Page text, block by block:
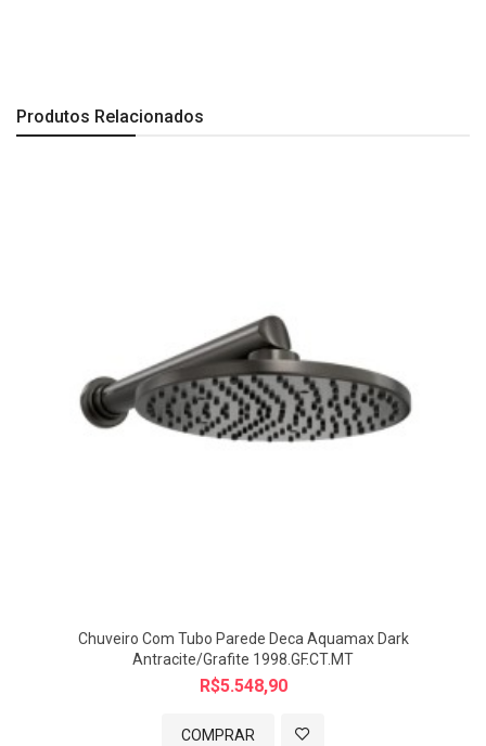
Comprimento: 387 mm | Largura: 210 mm | Altura: 93 mm.
Produtos Relacionados
Chuveiro Com Tubo Parede Deca Aquamax Dark
Antracite/Grafite 1998.GF.CT.MT
R$5.548,90
COMPRAR